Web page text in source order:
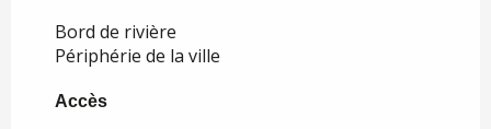
Bord de rivière
Périphérie de la ville
Accès
Accès